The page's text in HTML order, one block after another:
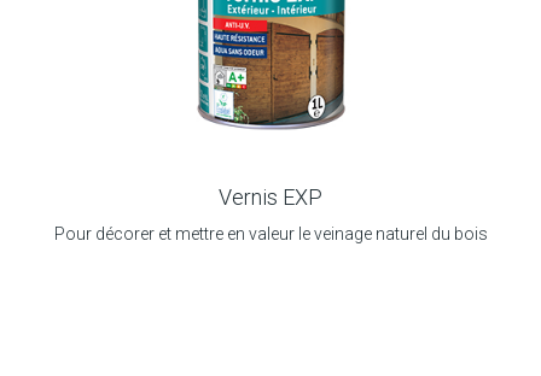
Vernis EXP
Pour décorer et mettre en valeur le veinage naturel du bois